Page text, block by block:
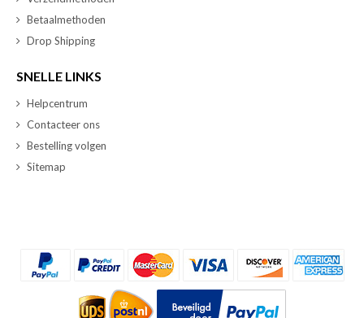
Betaalmethoden
Drop Shipping
SNELLE LINKS
Helpcentrum
Contacteer ons
Bestelling volgen
Sitemap